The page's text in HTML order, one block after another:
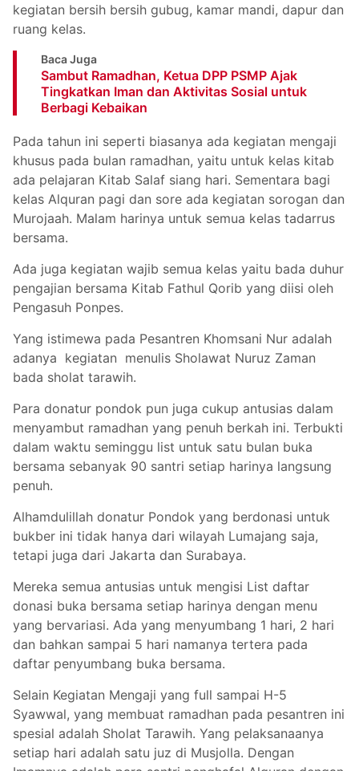
kegiatan bersih bersih gubug, kamar mandi, dapur dan
ruang kelas.
Baca Juga
Sambut Ramadhan, Ketua DPP PSMP Ajak
Tingkatkan Iman dan Aktivitas Sosial untuk
Berbagi Kebaikan
Pada tahun ini seperti biasanya ada kegiatan mengaji
khusus pada bulan ramadhan, yaitu untuk kelas kitab
ada pelajaran Kitab Salaf siang hari. Sementara bagi
kelas Alquran pagi dan sore ada kegiatan sorogan dan
Murojaah. Malam harinya untuk semua kelas tadarrus
bersama.
Ada juga kegiatan wajib semua kelas yaitu bada duhur
pengajian bersama Kitab Fathul Qorib yang diisi oleh
Pengasuh Ponpes.
Yang istimewa pada Pesantren Khomsani Nur adalah
adanya kegiatan menulis Sholawat Nuruz Zaman
bada sholat tarawih.
Para donatur pondok pun juga cukup antusias dalam
menyambut ramadhan yang penuh berkah ini. Terbukti
dalam waktu seminggu list untuk satu bulan buka
bersama sebanyak 90 santri setiap harinya langsung
penuh.
Alhamdulillah donatur Pondok yang berdonasi untuk
bukber ini tidak hanya dari wilayah Lumajang saja,
tetapi juga dari Jakarta dan Surabaya.
Mereka semua antusias untuk mengisi List daftar
donasi buka bersama setiap harinya dengan menu
yang bervariasi. Ada yang menyumbang 1 hari, 2 hari
dan bahkan sampai 5 hari namanya tertera pada
daftar penyumbang buka bersama.
Selain Kegiatan Mengaji yang full sampai H-5
Syawwal, yang membuat ramadhan pada pesantren ini
spesial adalah Sholat Tarawih. Yang pelaksanaanya
setiap hari adalah satu juz di Musjolla. Dengan